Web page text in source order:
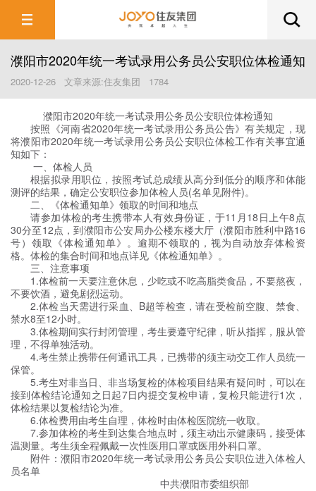
濮阳市2020年统一考试录用公务员公安职位体检通知
2020-12-26 文章来源:住友集团 1784
濮阳市2020年统一考试录用公务员公安职位体检通知
按照《河南省2020年统一考试录用公务员公告》有关规定，现
将濮阳市2020年统一考试录用公务员公安职位体检工作有关事宜通
知如下：
一、体检人员
根据拟录用职位，按照考试总成绩从高分到低分的顺序和体能
测评的结果，确定公安职位参加体检人员(名单见附件)。
二、《体检通知单》领取的时间和地点
请参加体检的考生携带本人有效身份证，于11月18日上午8点
30分至12点，到濮阳市公安局办公楼东楼大厅（濮阳市胜利中路16
号）领取《体检通知单》。逾期不领取的，视为自动放弃体检资
格。体检的集合时间和地点详见《体检通知单》。
三、注意事项
1.体检前一天要注意休息，少吃或不吃高脂类食品，不要熬夜，
不要饮酒，避免剧烈运动。
2.体检当天需进行采血、B超等检查，请在受检前空腹、禁食、
禁水8至12小时。
3.体检期间实行封闭管理，考生要遵守纪律，听从指挥，服从管
理，不得单独活动。
4.考生禁止携带任何通讯工具，已携带的须主动交工作人员统一
保管。
5.考生对非当日、非当场复检的体检项目结果有疑问时，可以在
接到体检结论通知之日起7日内提交复检申请，复检只能进行1次，
体检结果以复检结论为准。
6.体检费用由考生自理，体检时由体检医院统一收取。
7.参加体检的考生到达集合地点时，须主动出示健康码，接受体
温测量。考生须全程佩戴一次性医用口罩或医用外科口罩。
附件：濮阳市2020年统一考试录用公务员公安职位进入体检人
员名单
中共濮阳市委组织部